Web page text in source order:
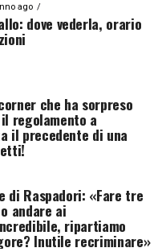
ago
dove vederla, orario
che ha sorpreso
regolamento a
il precedente di una
di Raspadori: «Fare tre
andare ai
ripartiamo
Inutile recriminare»